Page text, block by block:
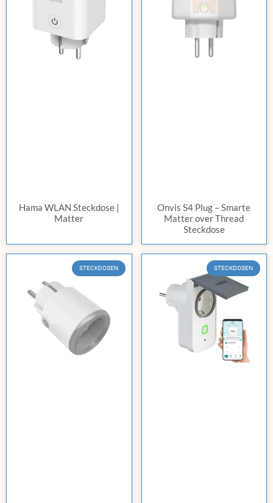
Hama WLAN Steckdose |
Matter
Onvis S4 Plug – Smarte
Matter over Thread
Steckdose
STECKDOSEN STECKDOSEN